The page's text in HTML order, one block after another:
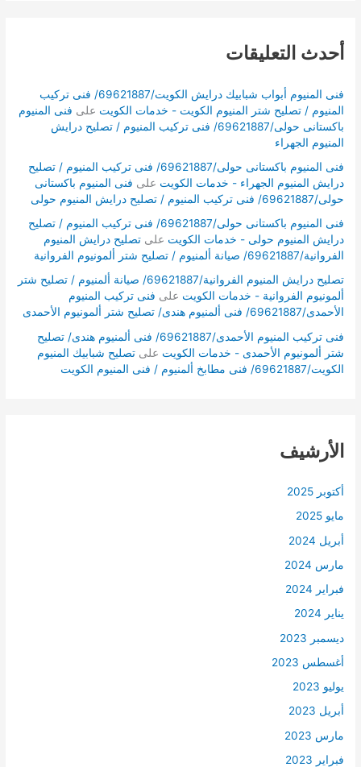
أحدث التعليقات
فنى المنيوم أبواب شبابيك درايش الكويت/69621887/ فنى تركيب
المنيوم / تصليح شتر المنيوم الكويت - خدمات الكويت على فنى المنيوم
باكستانى حولى/69621887/ فنى تركيب المنيوم / تصليح درايش
المنيوم الجهراء
فنى المنيوم باكستانى حولى/69621887/ فنى تركيب المنيوم / تصليح
درايش المنيوم الجهراء - خدمات الكويت على فنى المنيوم باكستانى
حولى/69621887/ فنى تركيب المنيوم / تصليح درايش المنيوم حولى
فنى المنيوم باكستانى حولى/69621887/ فنى تركيب المنيوم / تصليح
درايش المنيوم حولى - خدمات الكويت علىتصليح درايش المنيوم
الفروانية/69621887/ صيانة ألمنيوم / تصليح شتر ألمونيوم الفروانية
تصليح درايش المنيوم الفروانية/69621887/ صيانة ألمنيوم / تصليح شتر
ألمونيوم الفروانية - خدمات الكويت على فنى تركيب المنيوم
الأحمدى/69621887/ فنى ألمنيوم هندى/ تصليح شتر ألمونيوم الأحمدى
فنى تركيب المنيوم الأحمدى/69621887/ فنى ألمنيوم هندى/ تصليح
شتر ألمونيوم الأحمدى - خدمات الكويت علىتصليح شبابيك المنيوم
الكويت/69621887/ فنى مطابخ ألمنيوم / فنى المنيوم الكويت
الأرشيف
أكتوبر 2025
مايو 2025
أبريل 2024
مارس 2024
فبراير 2024
يناير 2024
ديسمبر 2023
أغسطس 2023
يوليو 2023
أبريل 2023
مارس 2023
فبراير 2023